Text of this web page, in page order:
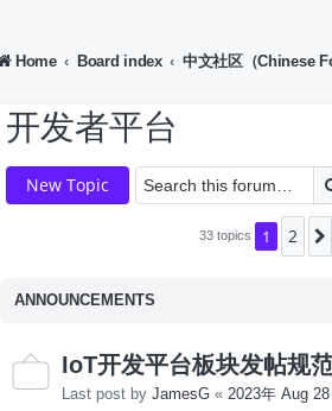
Home Board index 中文社区（Chinese
开发者平台
New Topic
33 topics 1 2
ANNOUNCEMENTS
IoT开发平台板块发帖规
Last post by JamesG « 2023年 Aug